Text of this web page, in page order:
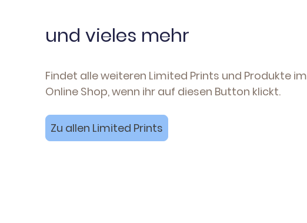
und vieles mehr
Findet alle weiteren Limited Prints und Produkte im
Online Shop, wenn ihr auf diesen Button klickt.
Zu allen Limited Prints